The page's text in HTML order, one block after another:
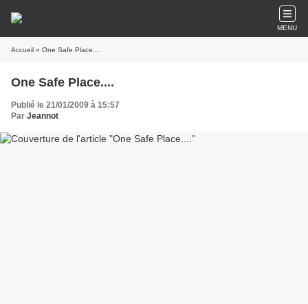
MENU
Accueil » One Safe Place....
One Safe Place....
Publié le 21/01/2009 à 15:57
Par Jeannot